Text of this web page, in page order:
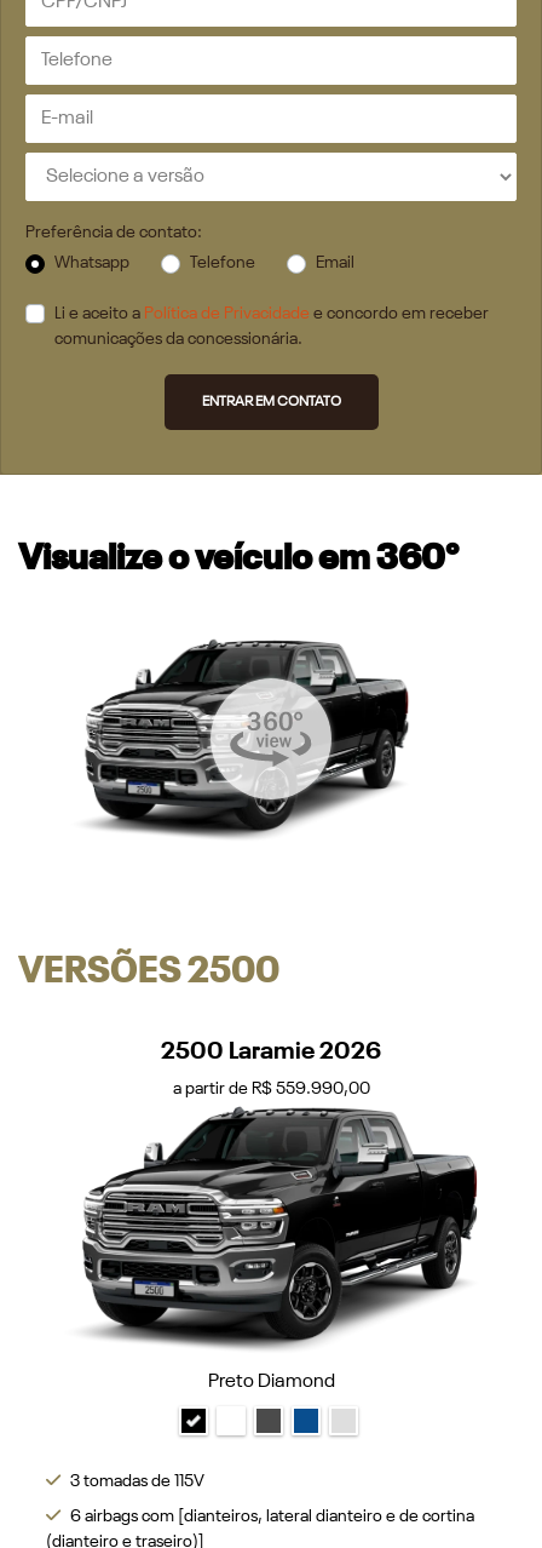
Preferência de contato:
Whatsapp
Telefone Email
Li e aceito a Política de Privacidade e concordo em receber
comunicações da concessionária.
ENTRAR EM CONTATO
Visualize o veículo em 360°
VERSÕES 2500
2500 Laramie 2026
a partir de R$ 559.990,00
Preto Diamond
3 tomadas de 115V
6 airbags com [dianteiros, lateral dianteiro e de cortina
(dianteiro e traseiro)]